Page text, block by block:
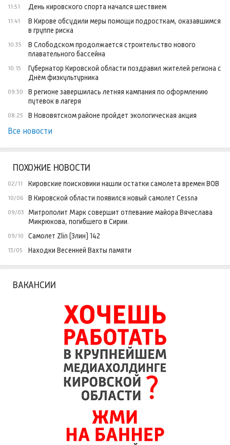
11:51 День кировского спорта начался шествием
11:41
В Кирове обсудили меры помощи подросткам, оказавшимся
в группе риска
10:35
В Слободском продолжается строительство нового
плавательного бассейна
10:15
Губернатор Кировской области поздравил жителей региона с
Днём физкультурника
09:30
В регионе завершилась летняя кампания по оформлению
путевок в лагеря
08:25 В Нововятском районе пройдет экологическая акция
Все новости
ПОХОЖИЕ НОВОСТИ
02/11 Кировские поисковики нашли остатки самолета времен ВОВ
10/06 В Кировской области появился новый самолет Cessna
09/03
Митрополит Марк совершит отпевание майора Вячеслава
Микрюкова, погибшего в Сирии.
09/10 Самолет Zlin (Злин) 142
13/05 Находки Весенней Вахты памяти
ВАКАНСИИ